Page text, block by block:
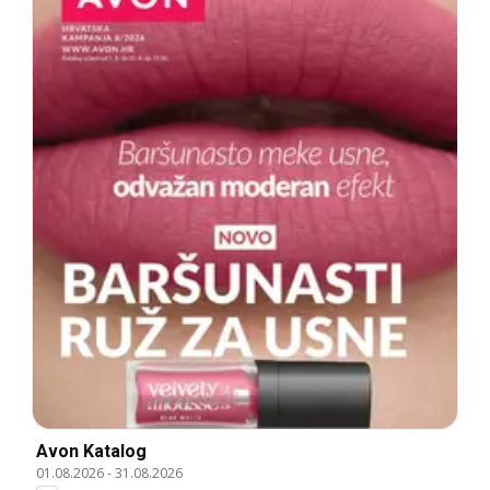
Avon Katalog
01.08.2026-31.08.2026